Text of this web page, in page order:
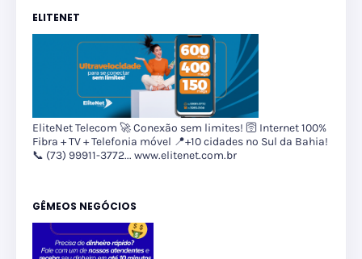
ELITENET
EliteNet Telecom 🚀 Conexão sem limites! 🛜 Internet 100%
Fibra + TV + Telefonia móvel 📍+10 cidades no Sul da Bahia!
📞 (73) 99911-3772... www.elitenet.com.br
GÊMEOS NEGÓCIOS